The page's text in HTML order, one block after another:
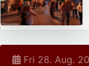
Fri 28. Aug.